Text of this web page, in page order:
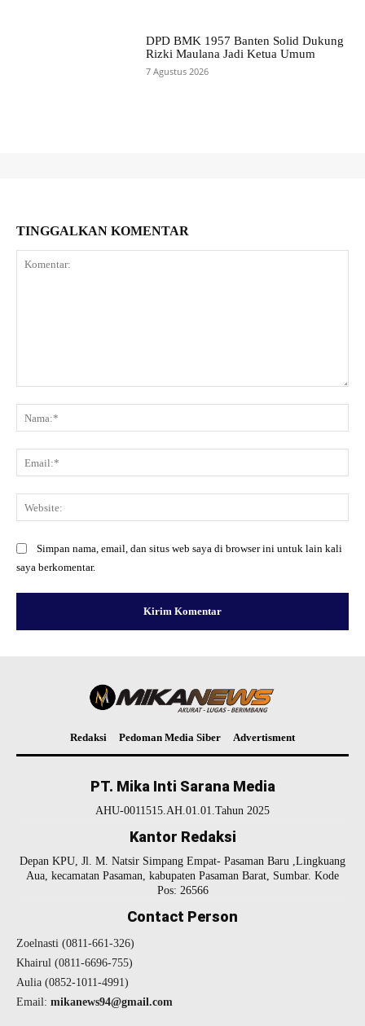
DPD BMK 1957 Banten Solid Dukung
Rizki Maulana Jadi Ketua Umum
7 Agustus 2026
TINGGALKAN KOMENTAR
Simpan nama, email, dan situs web saya di browser ini untuk lain kali
saya berkomentar.
Redaksi Pedoman Media Siber Advertisment
PT. Mika Inti Sarana Media
AHU-0011515.AH.01.01.Tahun 2025
Kantor Redaksi
Depan KPU, Jl. M. Natsir Simpang Empat- Pasaman Baru ,Lingkuang
Aua, kecamatan Pasaman, kabupaten Pasaman Barat, Sumbar. Kode
Pos: 26566
Contact Person
Zoelnasti (0811-661-326)
Khairul (0811-6696-755)
Aulia (0852-1011-4991)
Email: mikanews94@gmail.com